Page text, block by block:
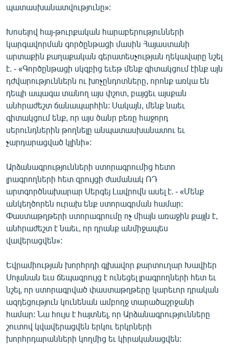
պատասխանատվությունը»:
Խոսելով հայ-թուրքական հարաբերությունների
կարգավորման գործընթացի մասին Հայաստանի
արտաքին քաղաքական գերատեսչության ղեկավարը նշել
է. - «Գործընթացի սկզբից եւեթ մենք գիտակցում էինք այն
դժվարություններն ու խոչընդոտները, որոնք առկա են
դեպի ապագա տանող այս փշոտ, բայցեւ այսքան
անհրաժեշտ ճանապարհին: Սակայն, մենք նաեւ
գիտակցում ենք, որ այս ծանր բեռը հաջորդ
սերունդներին թողնելը անպատասխանատու եւ
չարդարացված կլինի»:
Արձանագրությունների ստորագրումից հետո
լրագրողների հետ զրույցի ժամանակ ՌԴ
արտգործնախարար Սերգեյ Լավրովն ասել է. - «Մենք
անկեղծորեն ուրախ ենք ստորագրման համար:
Փաստաթղթերի ստորագրումը ոչ միայն առաջին քայլն է,
անհրաժեշտ է նաեւ, որ դրանք անմիջապես
վավերացվեն»:
Եվրամիության խորհրդի գլխավոր քարտուղար Խավիեր
Սոլանան եւս ճեպազրույց է ունեցել լրագրողների հետ եւ
նշել, որ ստորագրված փաստաթղթերը կարեւոր դրական
ազդեցություն կունենան ամբողջ տարածաշրջանի
համար: Նա հույս է հայտնել, որ Արձանագրությունները
շուտով կվավերացվեն երկու երկրների
խորհրդարանների կողմից եւ կիրականացվեն: